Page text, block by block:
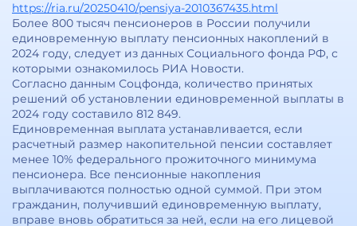
https://ria.ru/20250410/pensiya-2010367435.html
Более 800 тысяч пенсионеров в России получили
единовременную выплату пенсионных накоплений в
2024 году, следует из данных Социального фонда РФ, с
которыми ознакомилось РИА Новости.
Согласно данным Соцфонда, количество принятых
решений об установлении единовременной выплаты в
2024 году составило 812 849.
Единовременная выплата устанавливается, если
расчетный размер накопительной пенсии составляет
менее 10% федерального прожиточного минимума
пенсионера. Все пенсионные накопления
выплачиваются полностью одной суммой. При этом
гражданин, получивший единовременную выплату,
вправе вновь обратиться за ней, если на его лицевой